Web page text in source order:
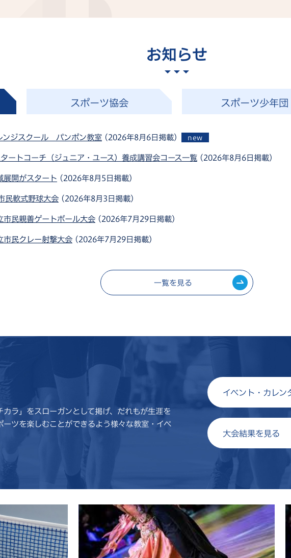
お知らせ
スポーツ協会 スポーツ少年団
一覧を見る
ンジスクール パンポン教室 (2026年8月6日掲載) new
ートコーチ（ジュニア・ユース）養成講習会コース一覧 (2026年8月6日掲載)
展開がスタート (2026年8月5日掲載)
民軟式野球大会 (2026年8月3日掲載)
市民親善ゲートボール大会 (2026年7月29日掲載)
市民クレー射撃大会 (2026年7月29日掲載)
立市少年少女スポーツ育成大会 (2026年7月21日掲載)
カラ」をスローガンとして掲げ、だれもが生涯を
ツを楽しむことができるよう様々な教室・イベ
イベント・カレン
大会結果を見る